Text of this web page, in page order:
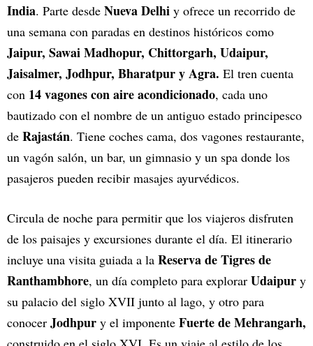
India. Parte desde Nueva Delhi y ofrece un recorrido de
una semana con paradas en destinos históricos como
Jaipur, Sawai Madhopur, Chittorgarh, Udaipur,
Jaisalmer, Jodhpur, Bharatpur y Agra. El tren cuenta
con 14 vagones con aire acondicionado, cada uno
bautizado con el nombre de un antiguo estado principesco
de Rajastán. Tiene coches cama, dos vagones restaurante,
un vagón salón, un bar, un gimnasio y un spa donde los
pasajeros pueden recibir masajes ayurvédicos.
Circula de noche para permitir que los viajeros disfruten
de los paisajes y excursiones durante el día. El itinerario
incluye una visita guiada a la Reserva de Tigres de
Ranthambhore, un día completo para explorar Udaipur y
su palacio del siglo XVII junto al lago, y otro para
conocer Jodhpur y el imponente Fuerte de Mehrangarh,